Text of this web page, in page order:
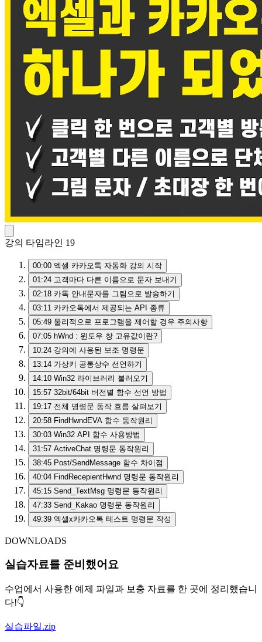
강의 타임라인 19
00:00 엑셀 카카오톡 자동화 강의 시작
01:24 고객마다 다른 이름으로 문자 보내기
02:18 카톡 안내문자를 그림으로 발송하기
03:11 카카오톡에서 제공되는 API 종류
05:49 물리적으로 프로그램을 제어할 경우 주의사항
07:05 hWnd : 윈도우 창 고유값이란?
10:24 강의에 사용된 보조 명령문
13:14 가상키 공통상수 선언하기
14:10 Win32 라이브러리 불러오기
15:57 32bit/64bit 버전별 함수 선언 방법
19:17 전체 명령문 동작 흐름 살펴보기
20:58 FindHwndEVA 함수 동작원리
30:03 Win32 API 함수 사용방법
31:57 ActiveChat 명령문 동작원리
38:45 Post/SendMessage 함수 차이점
40:04 FindRecepientHwnd 명령문 동작원리
45:15 Send_TextMsg 명령문 동작원리
47:33 Send_Kakao 명령문 동작원리
49:39 엑셀x카카오톡 테스트 명령문 작성
DOWNLOADS
실습자료를 준비했어요
수업에서 사용한 예제 파일과 보충 자료를 한 곳에 정리했습니
다!👇
실습파일.zip